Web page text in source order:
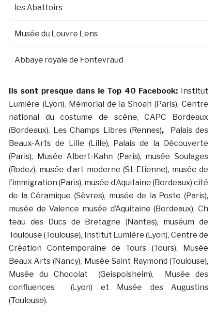
les Abattoirs
Musée du Louvre Lens
Abbaye royale de Fontevraud
Ils sont presque dans le Top 40 Facebook:
Institut
Lumière (Lyon), Mémorial de la Shoah (Paris), Centre
national du costume de scène, CAPC Bordeaux
(Bordeaux), Les Champs Libres (Rennes),
Palais des
Beaux-Arts de Lille (Lille), Palais de la Découverte
(Paris), Musée Albert-Kahn (Paris), musée Soulages
(Rodez), musée d’art moderne (St-Etienne), musée de
l’immigration (Paris), musée d’Aquitaine (Bordeaux) cité
de la Céramique (Sèvres), musée de la Poste (Paris),
musée de Valence musée d’Aquitaine (Bordeaux), Ch
teau des Ducs de Bretagne (Nantes), muséum de
Toulouse (Toulouse), Institut Lumière (Lyon), Centre de
Création Contemporaine de Tours (Tours), Musée
Beaux Arts (Nancy), Musée Saint Raymond (Toulouse),
Musée du Chocolat (Geispolsheim), Musée des
confluences (Lyon) et Musée des Augustins
(Toulouse).